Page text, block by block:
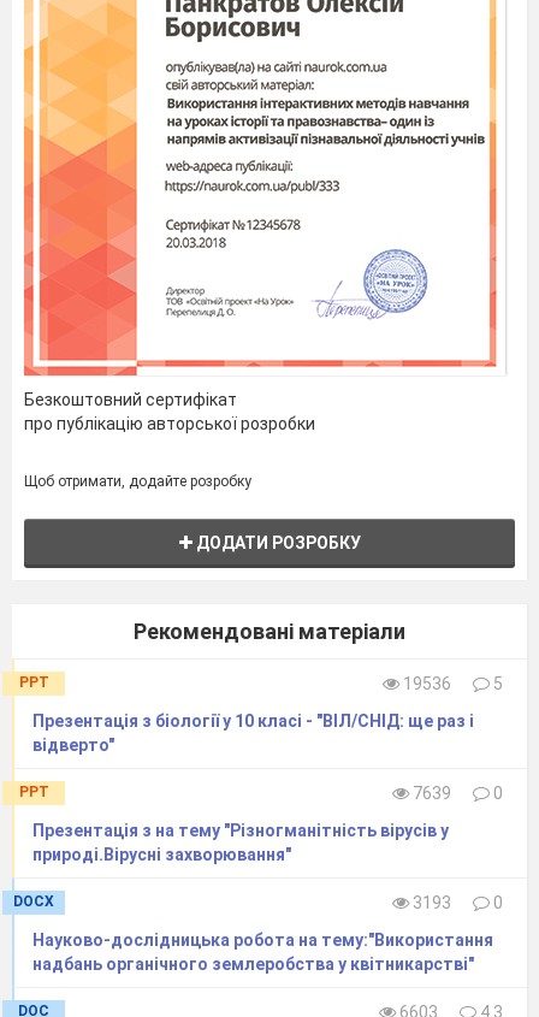
Безкоштовний сертифікат
про публікацію авторської розробки
Щоб отримати, додайте розробку
ДОДАТИ РОЗРОБКУ
Рекомендовані матеріали
PPT 19536
5
Презентація з біології у 10 класі - "ВІЛ/СНІД: ще раз і
відверто"
PPT 7639
0
Презентація з на тему "Різногманітність вірусів у
природі.Вірусні захворювання"
DOCX 3193
0
Науково-дослідницька робота на тему:"Використання
надбань органічного землеробства у квітникарстві"
DOC 6603
4.3